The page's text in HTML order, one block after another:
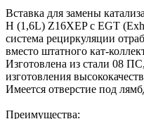
Вставка для замены
H (1,6L) Z16XEP c EGT
система рециркуляции
вместо штатного кат-
Изготовлена из стали 08
изготовления
Имеется отверстие под
Преимущества: